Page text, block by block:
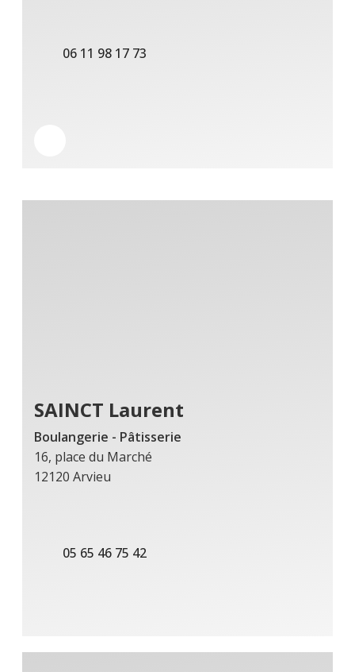
06 11 98 17 73
SAINCT Laurent
Boulangerie - Pâtisserie
16, place du Marché
12120 Arvieu
05 65 46 75 42